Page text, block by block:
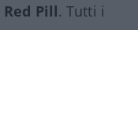
Red Pill. Tutti i